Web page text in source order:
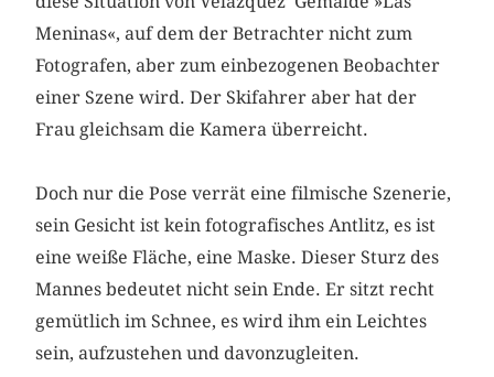
Meninas«, auf dem der Betrachter nicht zum
Fotografen, aber zum einbezogenen Beobachter
einer Szene wird. Der Skifahrer aber hat der
Frau gleichsam die Kamera überreicht.
Doch nur die Pose verrät eine filmische Szenerie,
sein Gesicht ist kein fotografisches Antlitz, es ist
eine weiße Fläche, eine Maske. Dieser Sturz des
Mannes bedeutet nicht sein Ende. Er sitzt recht
gemütlich im Schnee, es wird ihm ein Leichtes
sein, aufzustehen und davonzugleiten.